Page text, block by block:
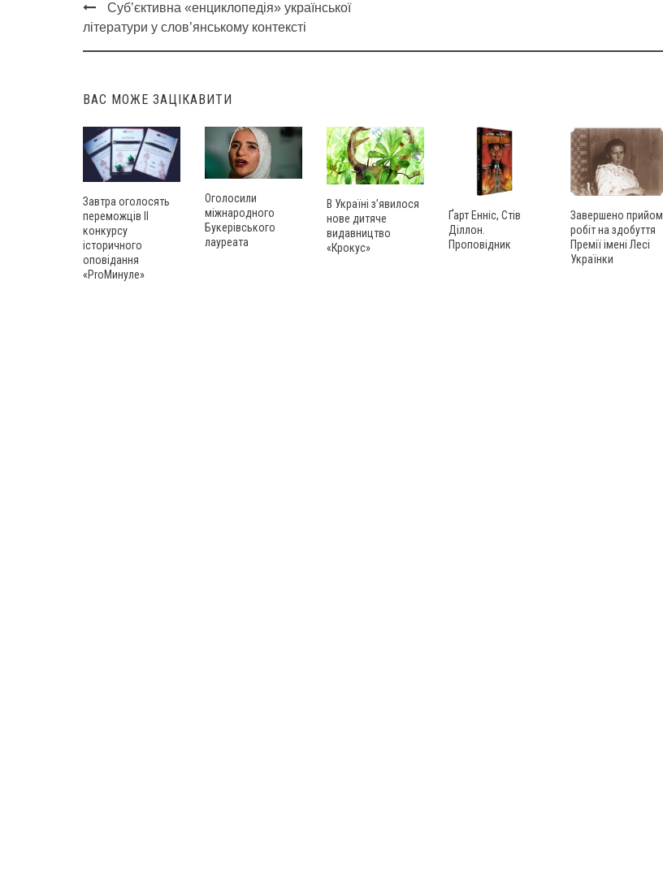
Post
navigation
Суб’єктивна «енциклопедія» української
літератури у слов’янському контексті
ВАС МОЖЕ ЗАЦІКАВИТИ
Завтра оголосять
переможців ІІ
конкурсу
історичного
оповідання
«ProМинуле»
Оголосили
міжнародного
Букерівського
лауреата
В Україні з’явилося
нове дитяче
видавництво
«Крокус»
Ґарт Енніс, Стів
Діллон.
Проповідник
Завершено прийом
робіт на здобуття
Премії імені Лесі
Українки